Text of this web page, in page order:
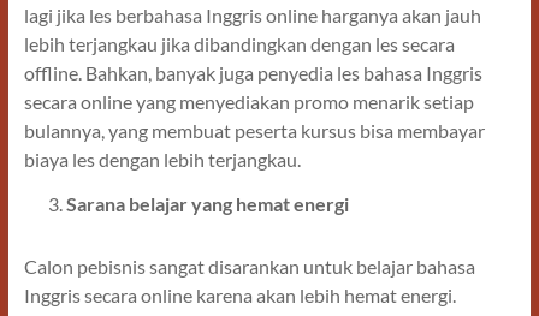
lagi jika les berbahasa Inggris online harganya akan jauh
lebih terjangkau jika dibandingkan dengan les secara
offline. Bahkan, banyak juga penyedia les bahasa Inggris
secara online yang menyediakan promo menarik setiap
bulannya, yang membuat peserta kursus bisa membayar
biaya les dengan lebih terjangkau.
Sarana belajar yang hemat energi
Calon pebisnis sangat disarankan untuk belajar bahasa
Inggris secara online karena akan lebih hemat energi.